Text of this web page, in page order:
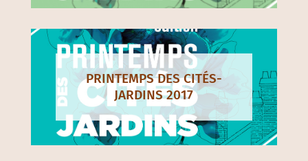
PRINTEMPS DES CITÉS-
JARDINS 2017